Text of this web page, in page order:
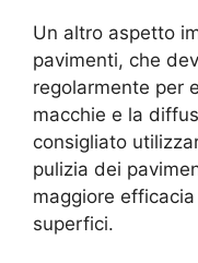
Un altro aspetto
pavimenti, che
regolarmente per
macchie e la
consigliato
pulizia dei
maggiore
superfici.